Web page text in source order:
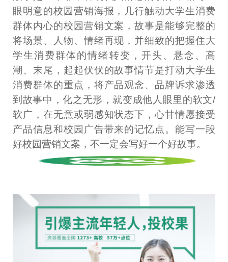
眼明意的校园营销海报，几行触动大学生消费
群体内心的校园营销文案，故事是能够完整的
将场景、人物、情绪再现，并细致的把握住大
学生消费群体的情绪转变，开头、悬念、高
潮、末尾，起起伏伏的故事情节是打动大学生
消费群体的重点，将产品观念、品牌诉求渗透
到故事中，化之无形，就变成他人眼里的软文/
软广，在无意或弱感知状态下，心甘情愿接受
产品信息和校园广告带来的记忆点。能写一段
好校园营销文案，不一定会写好一个好故事。